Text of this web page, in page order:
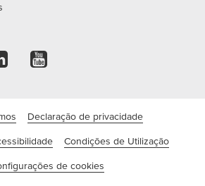
Declaração de privacidade
Condições de Utilização
de cookies